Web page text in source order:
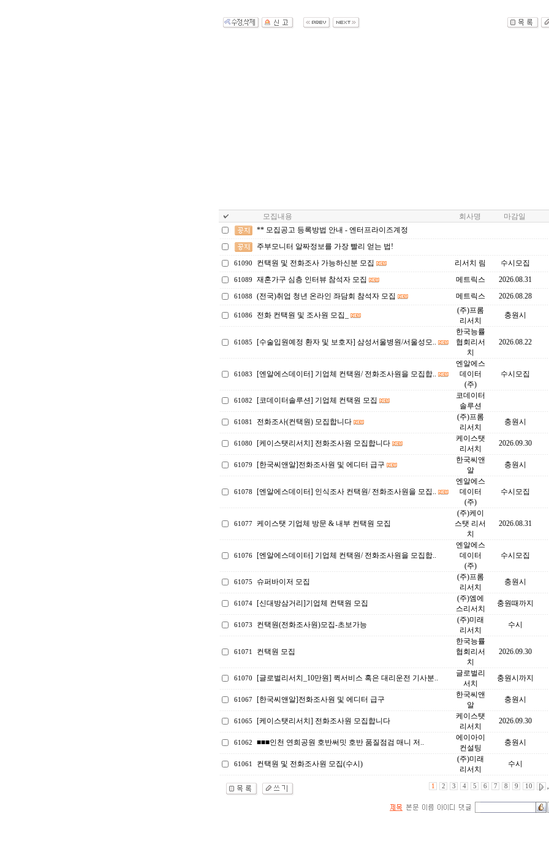
모집내용 회사명
마감일
** 모집공고 등록방법 안내 - 엔터프라이즈계정
주부모니터 알짜정보를 가장 빨리 얻는 법!
61090 컨택원 및 전화조사 가능하신분 모집 리서치 림 수시모집
61089 재혼가구 심층 인터뷰 참석자 모집 메트릭스 2026.08.31
61088 (전국)취업 청년 온라인 좌담회 참석자 모집 메트릭스 2026.08.28
61086 전화 컨택원 및 조사원 모집_
(주)프롬
리서치
충원시
61085 [수술입원예정 환자 및 보호자] 삼성서울병원/서울성모..
한국능률
협회리서
치
2026.08.22
61083 [엔알에스데이터] 기업체 컨택원/ 전화조사원을 모집합..
엔알에스
데이터
(주)
수시모집
61082 [코데이터솔루션] 기업체 컨택원 모집
코데이터
솔루션
61081 전화조사(컨택원) 모집합니다
(주)프롬
리서치
충원시
61080 [케이스탯리서치] 전화조사원 모집합니다
케이스탯
리서치
2026.09.30
61079 [한국씨앤알]전화조사원 및 에디터 급구
한국씨앤
알
충원시
61078 [엔알에스데이터] 인식조사 컨택원/ 전화조사원을 모집..
엔알에스
데이터
(주)
수시모집
61077 케이스탯 기업체 방문 & 내부 컨택원 모집
(주)케이
스탯 리서
치
2026.08.31
61076 [엔알에스데이터] 기업체 컨택원/ 전화조사원을 모집합..
엔알에스
데이터
(주)
수시모집
61075 슈퍼바이저 모집
(주)프롬
리서치
충원시
61074 [신대방삼거리]기업체 컨택원 모집
(주)엠에
스리서치
충원때까지
61073 컨택원(전화조사원)모집-초보가능
(주)미래
리서치
수시
61071 컨택원 모집
한국능률
협회리서
치
2026.09.30
61070 [글로벌리서치_10만원] 퀵서비스 혹은 대리운전 기사분..
글로벌리
서치
충원시까지
61067 [한국씨앤알]전화조사원 및 에디터 급구
한국씨앤
알
충원시
61065 [케이스탯리서치] 전화조사원 모집합니다
케이스탯
리서치
2026.09.30
61062 ■■■인천 연희공원 호반써밋 호반 품질점검 매니 저..
에이아이
컨설팅
충원시
61061 컨택원 및 전화조사원 모집(수시)
(주)미래
리서치
수시
1 2 3 4 5 6 7 8 9 10